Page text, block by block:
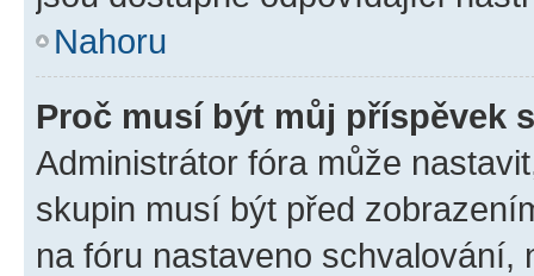
Nahoru
Proč musí být můj příspěvek
Administrátor fóra může
skupin musí být před
na fóru nastaveno schvalování,